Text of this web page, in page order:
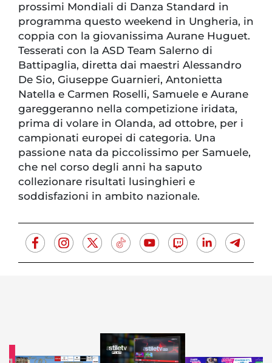
prossimi Mondiali di Danza Standard in
programma questo weekend in Ungheria, in
coppia con la giovanissima Aurane Huguet.
Tesserati con la ASD Team Salerno di
Battipaglia, diretta dai maestri Alessandro
De Sio, Giuseppe Guarnieri, Antonietta
Natella e Carmen Roselli, Samuele e Aurane
gareggeranno nella competizione iridata,
prima di volare in Olanda, ad ottobre, per i
campionati europei di categoria. Una
passione nata da piccolissimo per Samuele,
che nel corso degli anni ha saputo
collezionare risultati lusinghieri e
soddisfazioni in ambito nazionale.